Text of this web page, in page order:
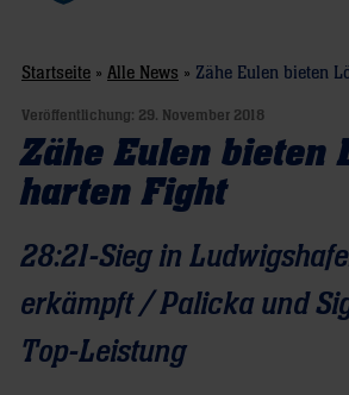
Startseite » Alle News » Zähe Eulen bieten
Veröffentlichung: 29. November 2018
Zähe Eulen bieten
harten Fight
28:21-Sieg in
erkämpft / Palicka und
Top-Leistung